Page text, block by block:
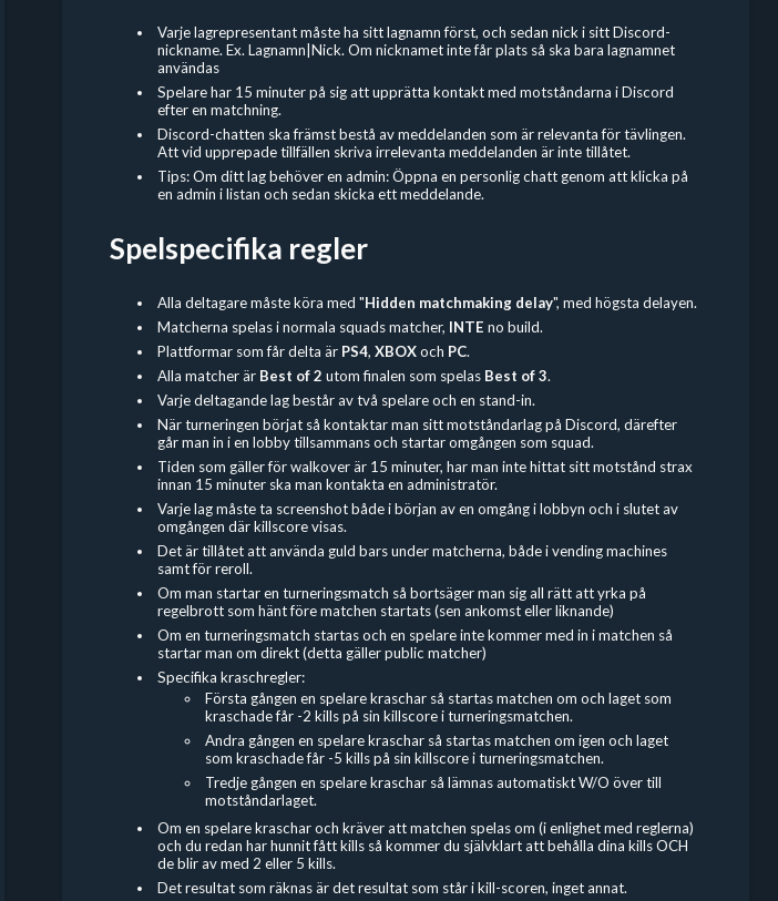
Varje lagrepresentant måste ha sitt lagnamn först, och sedan nick i sitt Discord-
nickname. Ex. Lagnamn|Nick. Om nicknamet inte får plats så ska bara lagnamnet
användas
Spelare har 15 minuter på sig att upprätta kontakt med motståndarna i Discord
efter en matchning.
Discord-chatten ska främst bestå av meddelanden som är relevanta för tävlingen.
Att vid upprepade tillfällen skriva irrelevanta meddelanden är inte tillåtet.
Tips: Om ditt lag behöver en admin: Öppna en personlig chatt genom att klicka på
en admin i listan och sedan skicka ett meddelande.
Spelspecifika regler
Alla deltagare måste köra med "Hidden matchmaking delay", med högsta delayen.
Matcherna spelas i normala squads matcher, INTE no build.
Plattformar som får delta är PS4, XBOXoch PC.
Alla matcher är Best of 2 utom finalen som spelas Best of 3.
Varje deltagande lag består av två spelare och en stand-in.
När turneringen börjat så kontaktar man sitt motståndarlag på Discord, därefter
går man in i en lobby tillsammans och startar omgången som squad.
Tiden som gäller för walkover är 15 minuter, har man inte hittat sitt motstånd strax
innan 15 minuter ska man kontakta en administratör.
Varje lag måste ta screenshot både i början av en omgång i lobbyn och i slutet av
omgången där killscore visas.
Det är tillåtet att använda guld bars under matcherna, både i vending machines
samt för reroll.
Om man startar en turneringsmatch så bortsäger man sig all rätt att yrka på
regelbrott som hänt före matchen startats (sen ankomst eller liknande)
Om en turneringsmatch startas och en spelare inte kommer med in i matchen så
startar man om direkt (detta gäller public matcher)
Specifika kraschregler:
Första gången en spelare kraschar så startas matchen om och laget som
kraschade får -2 kills på sin killscore i turneringsmatchen.
Andra gången en spelare kraschar så startas matchen om igen och laget
som kraschade får -5 kills på sin killscore i turneringsmatchen.
Tredje gången en spelare kraschar så lämnas automatiskt W/O över till
motståndarlaget.
Om en spelare kraschar och kräver att matchen spelas om (i enlighet med reglerna)
och du redan har hunnit fått kills så kommer du självklart att behålla dina kills OCH
de blir av med 2 eller 5 kills.
Det resultat som räknas är det resultat som står i kill-scoren, inget annat.